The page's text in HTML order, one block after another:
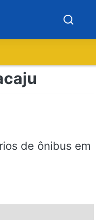
de ônibus em